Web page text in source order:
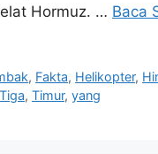
Hormuz. … Baca
, Fakta, Helikopter,
Tiga, Timur, yang